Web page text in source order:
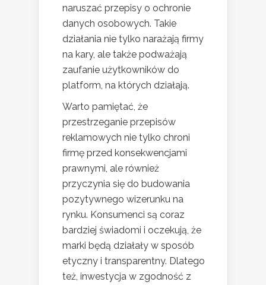
naruszać przepisy o ochronie
danych osobowych. Takie
działania nie tylko narażają firmy
na kary, ale także podważają
zaufanie użytkowników do
platform, na których działają.
Warto pamiętać, że
przestrzeganie przepisów
reklamowych nie tylko chroni
firmę przed konsekwencjami
prawnymi, ale również
przyczynia się do budowania
pozytywnego wizerunku na
rynku. Konsumenci są coraz
bardziej świadomi i oczekują, że
marki będą działały w sposób
etyczny i transparentny. Dlatego
też, inwestycja w zgodność z